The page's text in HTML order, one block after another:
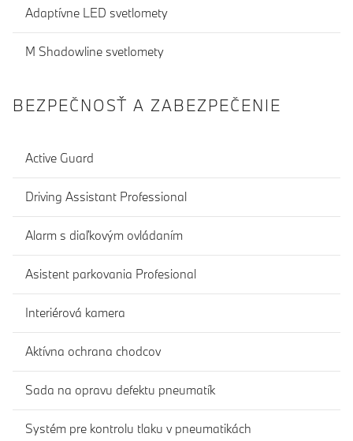
Adaptívne LED svetlomety
M Shadowline svetlomety
BEZPEČNOSŤ A ZABEZPEČENIE
Active Guard
Driving Assistant Professional
Alarm s diaľkovým ovládaním
Asistent parkovania Profesional
Interiérová kamera
Aktívna ochrana chodcov
Sada na opravu defektu pneumatík
Systém pre kontrolu tlaku v pneumatikách